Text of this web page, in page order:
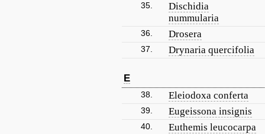
35.
Dischidia
nummularia
36. Drosera
37. Drynaria quercifolia
E
38. Eleiodoxa conferta
39. Eugeissona insignis
40. Euthemis leucocarpa